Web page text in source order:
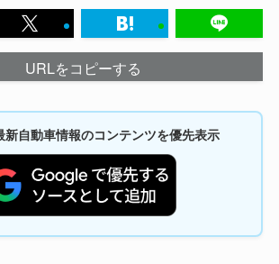
URLをコピーする
自動車情報のコンテンツを優先表示